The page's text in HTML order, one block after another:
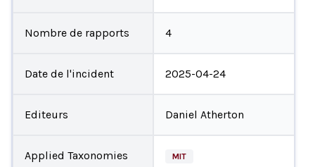
Nombre de rapports 4
Date de l'incident 2025-04-24
Editeurs Daniel Atherton
Applied Taxonomies MIT